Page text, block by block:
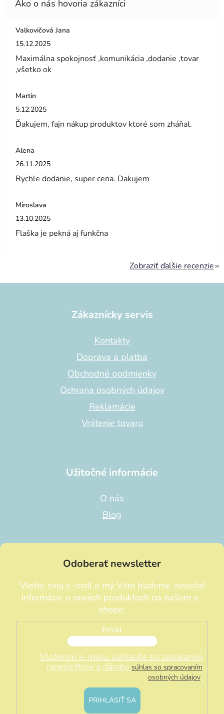
Valkovičová Jana
Hodnotenie obchodu je 5 z 5 hviezdičiek.
15.12.2025
Maximálna spokojnosť ,komunikácia ,dodanie ,tovar
,všetko ok
Martin
Hodnotenie obchodu je 5 z 5 hviezdičiek.
5.12.2025
Ďakujem, fajn nákup produktov ktoré som zháňal.
Alena
Hodnotenie obchodu je 5 z 5 hviezdičiek.
26.11.2025
Rychle dodanie, super cena. Dakujem
Miroslava
Hodnotenie obchodu je 5 z 5 hviezdičiek.
13.10.2025
Flaška je pekná aj funkčna
Zobraziť ďalšie recenzie
Zákaznícky servis
Kontakty
Doprava a platba
Obchodné podmienky
Ochrana osobných údajov
Reklamácie
Vrátenie tovaru
Užitočné informácie
O nás
Blog
Odoberať newsletter
Vložte svoj e-mail a my Vám budeme zasielať
informácie o nových produktoch na našom e-
shope.
Email
Vložením e-mailu súhlasíte so zasielaním
newslettrov a dávate súhlas so spracovaním
osobných údajov.
PRIHLÁSIŤ SA